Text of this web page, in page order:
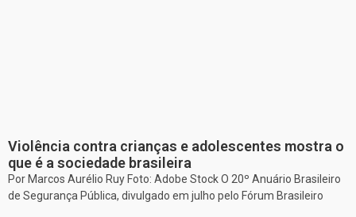
Violência contra crianças e adolescentes mostra o
que é a sociedade brasileira
Por Marcos Aurélio Ruy Foto: Adobe Stock O 20º Anuário Brasileiro
de Segurança Pública, divulgado em julho pelo Fórum Brasileiro